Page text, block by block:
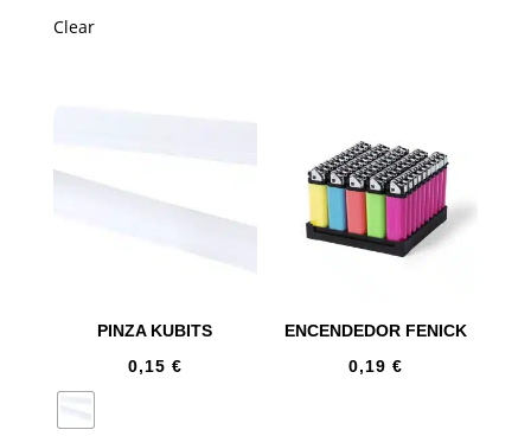
Clear
PINZA KUBITS
0,15 €
ENCENDEDOR FENICK
0,19€